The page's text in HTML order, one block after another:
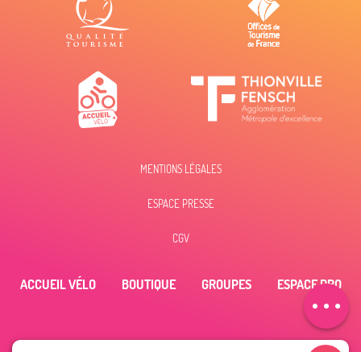
Contacter par
email
MENTIONS LÉGALES
ESPACE PRESSE
CGV
ACCUEIL VÉLO BOUTIQUE GROUPES ESPACE PRO